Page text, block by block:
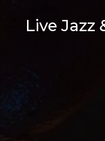
Live Jazz